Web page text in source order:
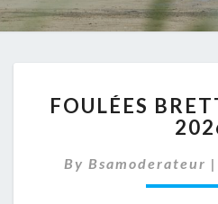
FOULÉES
By Bsamoderateur |